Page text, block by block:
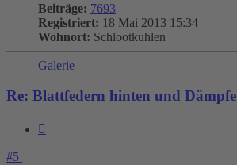
Beiträge: 7693
Registriert: 18 Mai 2013 15:34
Wohnort: Schlootkuhlen
Galerie
Re: Blattfedern hinten und
#5